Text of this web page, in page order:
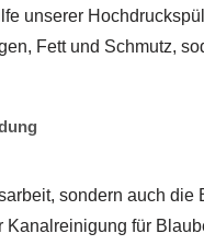
unserer
Fett und Schmutz,
sondern auch die
Kanalreinigung für